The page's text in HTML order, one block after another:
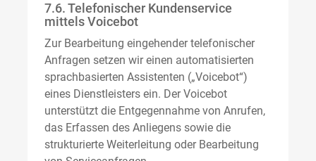
7.6. Telefonischer Kundenservice
mittels Voicebot
Zur Bearbeitung eingehender telefonischer
Anfragen setzen wir einen automatisierten
sprachbasierten Assistenten („Voicebot“)
eines Dienstleisters ein. Der Voicebot
unterstützt die Entgegennahme von Anrufen,
das Erfassen des Anliegens sowie die
strukturierte Weiterleitung oder Bearbeitung